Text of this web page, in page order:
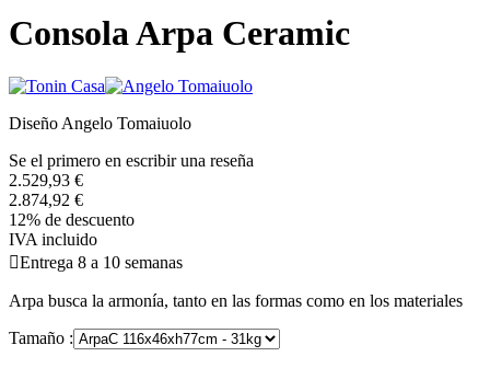
Consola Arpa Ceramic
Diseño Angelo Tomaiuolo
Se el primero en escribir una reseña
2.529,93 €
2.874,92 €
12% de descuento
IVA incluido
Entrega 8 a 10 semanas
Arpa busca la armonía, tanto en las formas como en los materiales
Tamaño :